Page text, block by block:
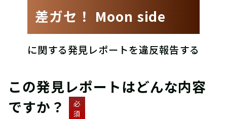
差ガセ！ Moon side
に関する発見レポートを違反報告する
この発見レポートはどんな内容
ですか？
必
須